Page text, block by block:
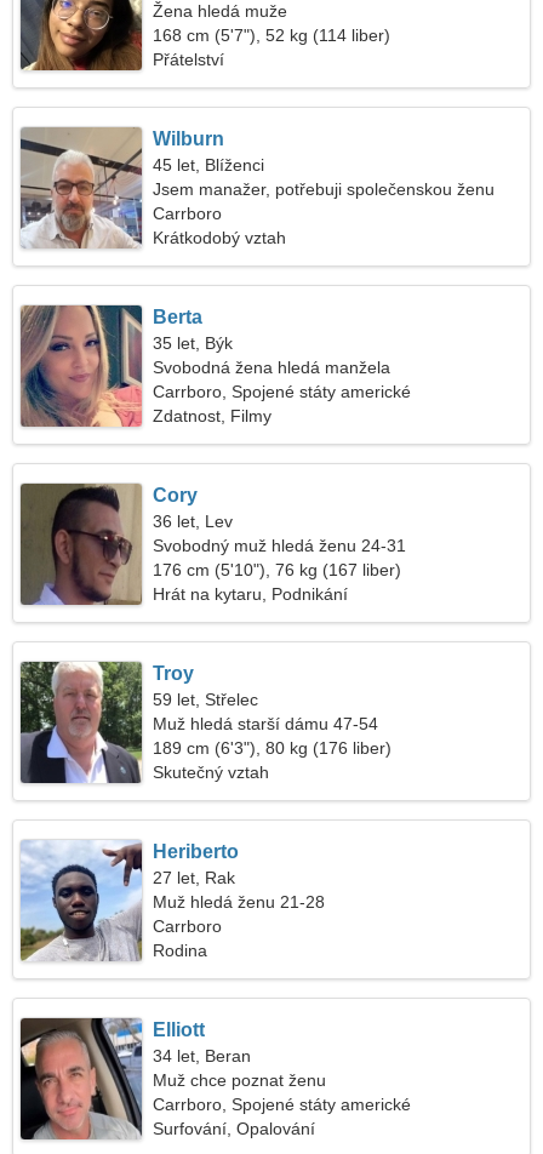
Žena hledá muže
168 cm (5'7"), 52 kg (114 liber)
Přátelství
Wilburn
45 let, Blíženci
Jsem manažer, potřebuji společenskou ženu
Carrboro
Krátkodobý vztah
Berta
35 let, Býk
Svobodná žena hledá manžela
Carrboro, Spojené státy americké
Zdatnost, Filmy
Cory
36 let, Lev
Svobodný muž hledá ženu 24-31
176 cm (5'10"), 76 kg (167 liber)
Hrát na kytaru, Podnikání
Troy
59 let, Střelec
Muž hledá starší dámu 47-54
189 cm (6'3"), 80 kg (176 liber)
Skutečný vztah
Heriberto
27 let, Rak
Muž hledá ženu 21-28
Carrboro
Rodina
Elliott
34 let, Beran
Muž chce poznat ženu
Carrboro, Spojené státy americké
Surfování, Opalování